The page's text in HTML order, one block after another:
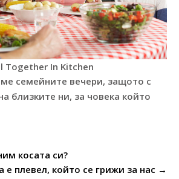
Together In Kitchen
семейните вечери, защото с
близките ни, за човека който
косата си?
е плевел, който се грижи за нас →